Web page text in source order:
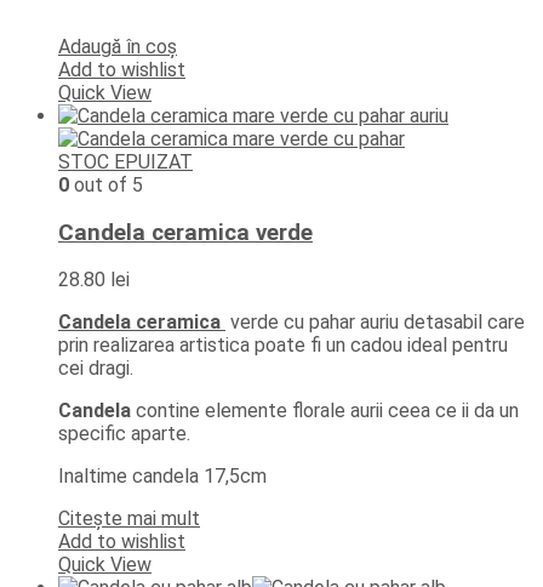
Adaugă în coș
Add to wishlist
Quick View
STOC EPUIZAT
0 out of 5
Candela ceramica verde
28.80 lei
Candela ceramica verde cu pahar auriu detasabil care
prin realizarea artistica poate fi un cadou ideal pentru
cei dragi.
Candela contine elemente florale aurii ceea ce ii da un
specific aparte.
Inaltime candela 17,5cm
Citește mai mult
Add to wishlist
Quick View